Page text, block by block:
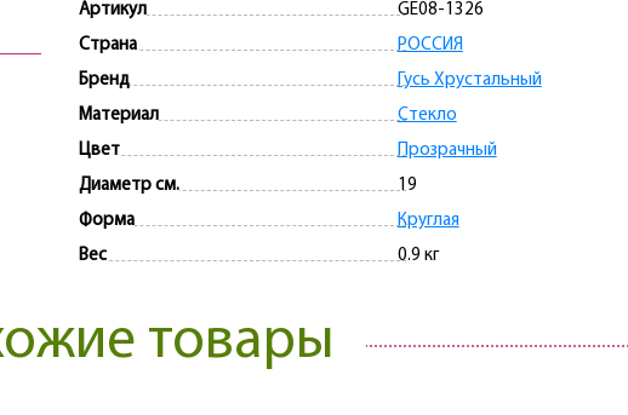
Артикул
GE08-1326
Страна
РОССИЯ
Бренд
Гусь Хрустальный
Материал
Стекло
Цвет
Прозрачный
Диаметр см.
19
Форма
Круглая
Вес
0.9 кг
товары